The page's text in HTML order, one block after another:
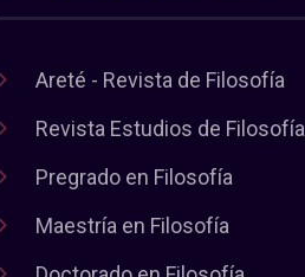
Areté - Revista de Filosofía
Revista Estudios de Filosofía
Pregrado en Filosofía
Maestría en Filosofía